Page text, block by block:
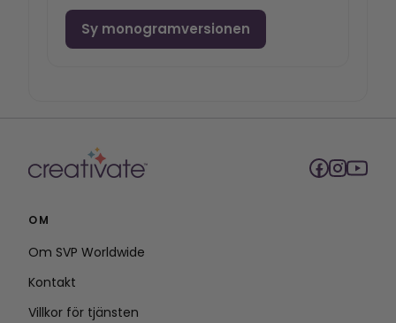
Sy monogramversionen
OM
Om SVP Worldwide
Kontakt
Villkor för tjänsten